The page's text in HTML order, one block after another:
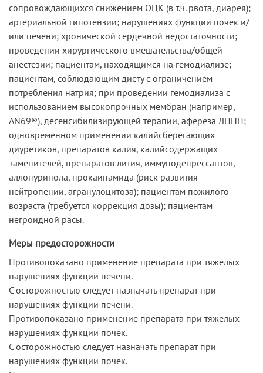
сопровождающихся снижением ОЦК (в т.ч. рвота, диарея);
артериальной гипотензии; нарушениях функции почек и/
или печени; хронической сердечной недостаточности;
проведении хирургического вмешательства/общей
анестезии; пациентам, находящимся на гемодиализе;
пациентам, соблюдающим диету с ограничением
потребления натрия; при проведении гемодиализа с
использованием высокопрочных мембран (например,
AN69®), десенсибилизирующей терапии, афереза ЛПНП;
одновременном применении калийсберегающих
диуретиков, препаратов калия, калийсодержащих
заменителей, препаратов лития, иммунодепрессантов,
аллопуринола, прокаинамида (риск развития
нейтропении, агранулоцитоза); пациентам пожилого
возраста (требуется коррекция дозы); пациентам
негроидной расы.
Меры предосторожности
Противопоказано применение препарата при тяжелых
нарушениях функции печени.
С осторожностью следует назначать препарат при
нарушениях функции печени.
Противопоказано применение препарата при тяжелых
нарушениях функции почек.
С осторожностью следует назначать препарат при
нарушениях функции почек.